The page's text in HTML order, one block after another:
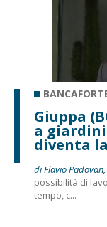
Giuppa
a
diventa
di Flavio
possibilità di
tempo, c...